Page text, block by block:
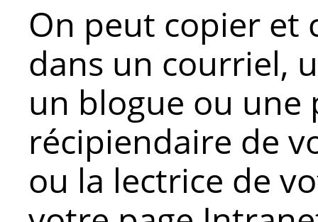
On peut copier et
dans un courriel,
un blogue ou une
récipiendaire de
ou la lectrice de